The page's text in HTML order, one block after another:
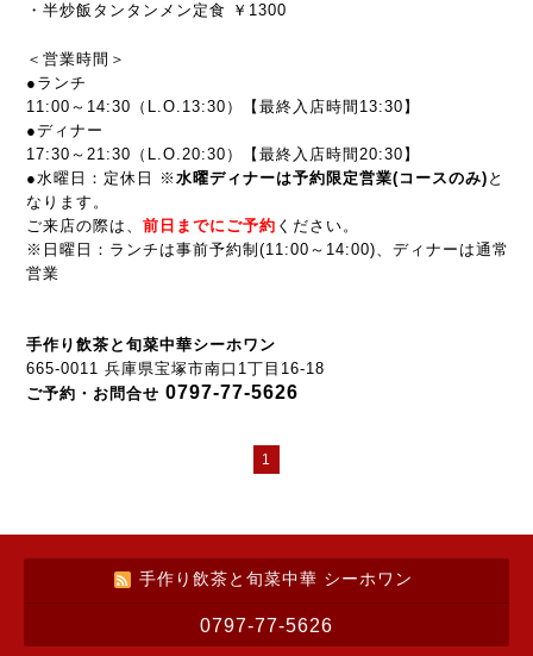
・半炒飯タンタンメン定食 ￥1300
＜営業時間＞
●ランチ
11:00～14:30（L.O.13:30）【最終入店時間13:30】
●ディナー
17:30～21:30 （L.O.20:30）【最終入店時間20:30】
●水曜日：定休日 ※ 水曜ディナーは予約限定営業(コースのみ) と
なります。
ご来店の際は、 前 日までにご予約 ください。
※日曜日：ランチは事前予約制(11:00～14:00)、ディナーは通常
営業
手作り飲茶と旬菜中華シーホワン
665-0011 兵庫県宝塚市南口1丁目16-18
ご予約・お問合せ 0797-77-5626
1
手作り飲茶と旬菜中華 シーホワン
0797-77-5626